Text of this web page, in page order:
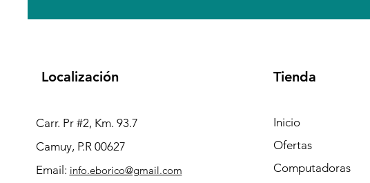
Localización
Carr. Pr #2, Km. 93.7
Camuy, P.R 00627
Email: info.eborico@gmail.com
Tienda
Inicio
Ofertas
Computadoras